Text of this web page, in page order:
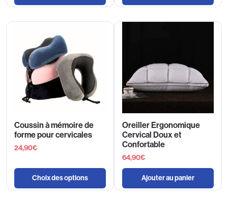
Coussin à mémoire de
forme pour cervicales
24,90€
Choix des options
Oreiller Ergonomique
Cervical Doux et
Confortable
64,90€
Ajouter au panier